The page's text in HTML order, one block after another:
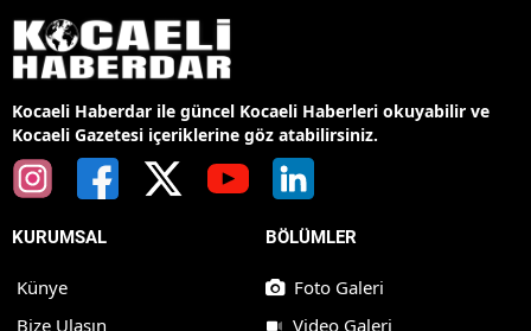
Kocaeli Haberdar ile güncel Kocaeli Haberleri okuyabilir ve
Kocaeli Gazetesi içeriklerine göz atabilirsiniz.
KURUMSAL
Künye
Bize Ulaşın
BÖLÜMLER
Foto Galeri
Video Galeri